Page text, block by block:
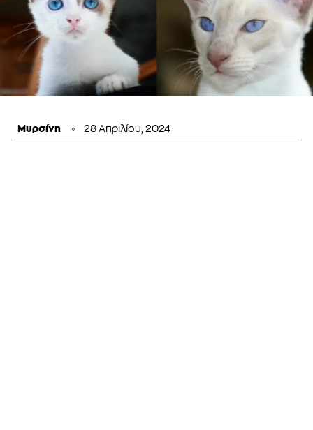
Μυρσίνη 28 Απριλίου, 2024